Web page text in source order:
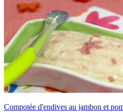
Compotée d'endives au jambon et